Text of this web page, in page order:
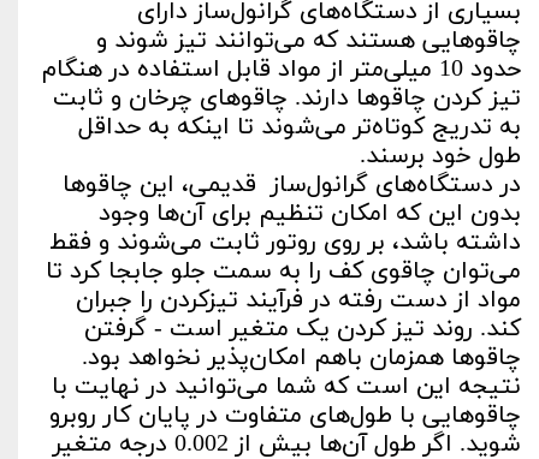
بسیاری از دستگاه‌های گرانول‌ساز دارای
چاقوهایی هستند که می‌توانند تیز شوند و
حدود 10 میلی‌متر از مواد قابل استفاده در هنگام
تیز کردن چاقوها دارند. چاقوهای چرخان و ثابت
به تدریج کوتاه‌تر می‌شوند تا اینکه به حداقل
طول خود برسند.
در دستگاه‌های گرانول‌ساز قدیمی، این چاقوها
بدون این که امکان تنظیم برای آن‌ها وجود
داشته باشد، بر روی روتور ثابت می‌شوند و فقط
می‌توان چاقوی کف را به سمت جلو جابجا کرد تا
مواد از دست رفته در فرآیند تیزکردن را جبران
کند. روند تیز کردن یک متغیر است - گرفتن
چاقوها همزمان باهم امکان‌پذیر نخواهد بود.
نتیجه این است که شما می‌توانید در نهایت با
چاقوهایی با طول‌های متفاوت در پایان کار روبرو
شوید. اگر طول‌ آن‌ها بیش از 0.002 درجه متغیر